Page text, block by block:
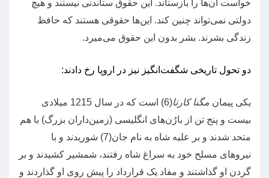
خواست آن‌ها را بازستاند. این حقوق ستاندنی نیستند و هیچ
دولتی نمی‌تواند چنین کند. این‌ها حقوقی هستند که حافظ
زندگی بشرند. بشر بدون این حقوق می‌میرد.
دو تحول تاریخی شگفت‌انگیز نیز در اروپا رخ دادند:
یکی پیمان مگنا کارتا(6) است که در سال 1215 میلادی
بیست و پنج تن از بارُن‌های انگلیسی (زمین‌داران بزرگ) با هم
متحد شدند و بر علیه شاه به نام جان(7)
شوریدند و با
نیروهای مسلح خود به سراغ شاه رفتند، شمشیر کشیدند و بر
گردن او گذاشتند و مفاد یک قرارداد را پیش روی او گذاردند و